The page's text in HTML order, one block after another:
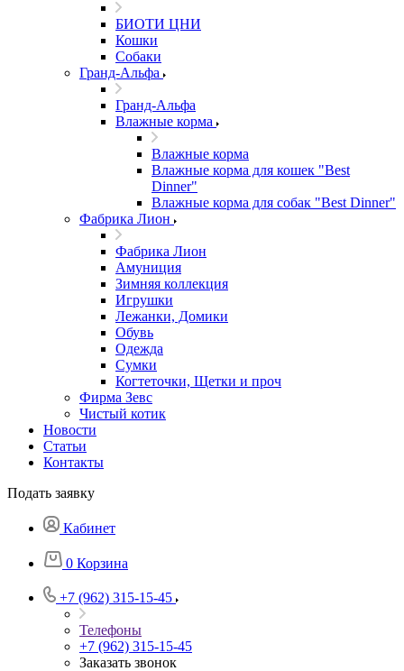
БИОТИ ЦНИ
Кошки
Собаки
Гранд-Альфа
Гранд-Альфа
Влажные корма
Влажные корма
Влажные корма для кошек "Best
Dinner"
Влажные корма для собак "Best Dinner"
Фабрика Лион
Фабрика Лион
Амуниция
Зимняя коллекция
Игрушки
Лежанки, Домики
Обувь
Одежда
Сумки
Когтеточки, Щетки и проч
Фирма Зевс
Чистый котик
Новости
Статьи
Контакты
Подать заявку
Кабинет
0 Корзина
+7 (962) 315-15-45
Телефоны
+7 (962) 315-15-45
Заказать звонок